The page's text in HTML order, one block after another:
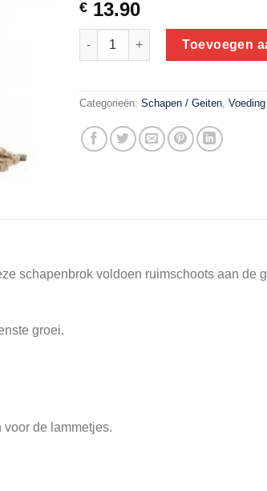
€ 13.90
Lacto / Drachtkorrel 20 kg aantal
Toevoegen
Categorieën: Schapen / Geiten
schapenbrok voldoen ruimschoots aan de
groei.
de lammetjes.